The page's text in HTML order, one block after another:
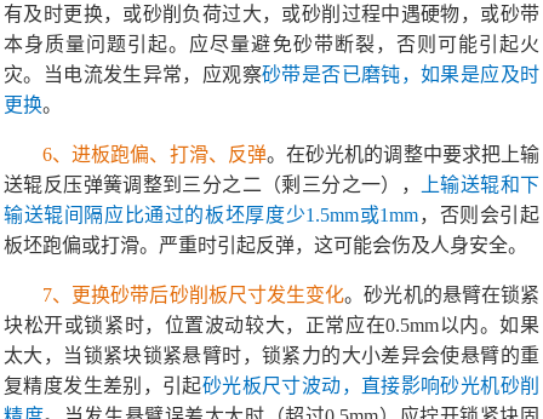
有及时更换，或砂削负荷过大，或砂削过程中遇硬物，或砂带
本身质量问题引起。应尽量避免砂带断裂，否则可能引起火
灾。当电流发生异常，应观察砂带是否已磨钝，如果是应及时
更换。
6、进板跑偏、打滑、反弹。在砂光机的调整中要求把上输
送辊反压弹簧调整到三分之二（剩三分之一），
上输送辊和下
输送辊间隔应比通过的板坯厚度少1.5mm或1mm，否则会引起
板坯跑偏或打滑。严重时引起反弹，这可能会伤及人身安全。
7、更换砂带后砂削板尺寸发生变化。砂光机的悬臂在锁紧
块松开或锁紧时，位置波动较大，正常应在0.5mm以内。如果
太大，当锁紧块锁紧悬臂时，锁紧力的大小差异会使悬臂的重
复精度发生差别，引起砂光板尺寸波动，直接影响砂光机砂削